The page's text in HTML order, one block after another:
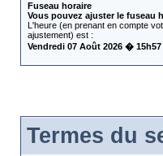
Fuseau horaire
Vous pouvez ajuster le fuseau
L'heure (en prenant en compte
ajustement) est :
Vendredi 07 Août 2026 � 15h57
Termes du